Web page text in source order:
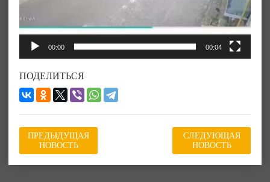
00:00 00:04
ПОДЕЛИТЬСЯ
ПРЕДЫДУЩАЯ
НОВОСТЬ
СЛЕДУЮЩАЯ
НОВОСТЬ